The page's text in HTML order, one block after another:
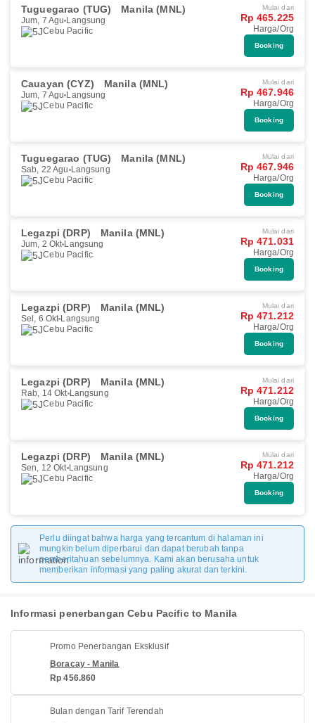
Tuguegarao (TUG) Manila (MNL)
Jum, 7 Agu Langsung
Cebu Pacific
Mulai dari
Rp 465.225
Harga/Org
Booking
Cauayan (CYZ) Manila (MNL)
Jum, 7 Agu Langsung
Cebu Pacific
Mulai dari
Rp 467.946
Harga/Org
Booking
Tuguegarao (TUG) Manila (MNL)
Sab, 22 Agu Langsung
Cebu Pacific
Mulai dari
Rp 467.946
Harga/Org
Booking
Legazpi (DRP) Manila (MNL)
Jum, 2 Okt Langsung
Cebu Pacific
Mulai dari
Rp 471.031
Harga/Org
Booking
Legazpi (DRP) Manila (MNL)
Sel, 6 Okt Langsung
Cebu Pacific
Mulai dari
Rp 471.212
Harga/Org
Booking
Legazpi (DRP) Manila (MNL)
Rab, 14 Okt Langsung
Cebu Pacific
Mulai dari
Rp 471.212
Harga/Org
Booking
Legazpi (DRP) Manila (MNL)
Sen, 12 Okt Langsung
Cebu Pacific
Mulai dari
Rp 471.212
Harga/Org
Booking
Perlu diingat bahwa harga yang tercantum di halaman ini
mungkin belum diperbarui dan dapat berubah tanpa
pemberitahuan sebelumnya. Kami akan berusaha untuk
memberikan informasi yang paling akurat dan terkini.
Informasi penerbangan Cebu Pacific to Manila
Promo Penerbangan Eksklusif
Boracay - Manila
Rp 456.860
Bulan dengan Tarif Terendah